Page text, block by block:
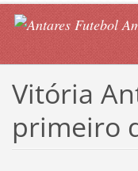
Vitória
primeiro